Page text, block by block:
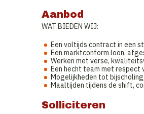
Aanbod
WAT BIEDEN WIJ:
Een voltijds contract in een
Een marktconform loon,
Werken met verse,
Een hecht team met respect
Mogelijkheden tot
Maaltijden tijdens de shift,
Solliciteren